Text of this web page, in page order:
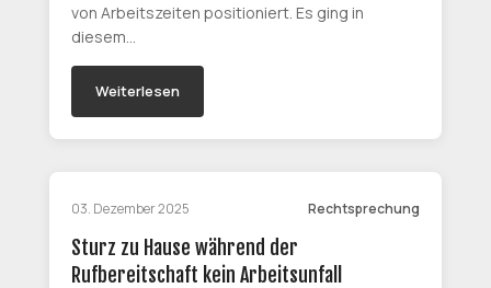
von Arbeitszeiten positioniert. Es ging in
diesem…
Weiterlesen
03. Dezember 2025 Rechtsprechung
Sturz zu Hause während der
Rufbereitschaft kein Arbeitsunfall